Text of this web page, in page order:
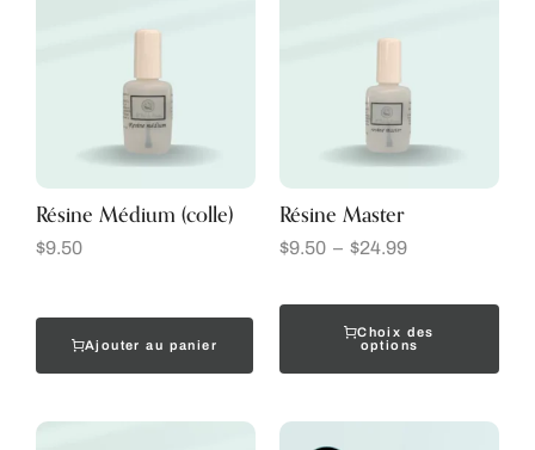
Résine Médium (colle)
$9.50
Ajouter au panier
Résine Master
$9.50 – $24.99
Choix des
options